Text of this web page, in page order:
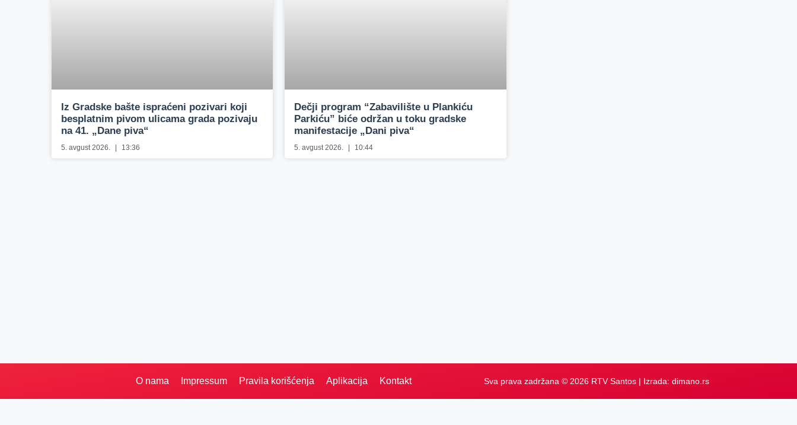
Iz Gradske bašte ispraćeni pozivari koji
besplatnim pivom ulicama grada pozivaju
na 41. „Dane piva“
5. avgust 2026. 13:36
Dečji program “Zabavilište u Plankiću
Parkiću” biće održan u toku gradske
manifestacije „Dani piva“
5. avgust 2026. 10:44
O nama Impressum Pravila korišćenja Aplikacija Kontakt Sva prava zadržana © 2026 RTV Santos | Izrada: dimano.rs